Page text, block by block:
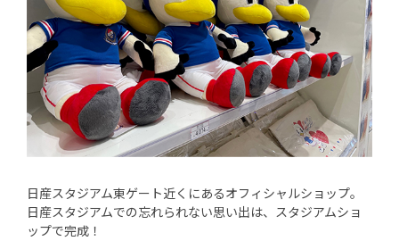
日産スタジアム東ゲート近くにあるオフィシャルショップ。
日産スタジアムでの忘れられない思い出は、スタジアムショ
ップで完成！